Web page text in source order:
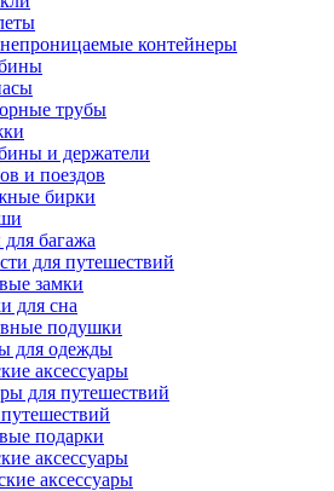
контейнеры
трубы
и держатели
и поездов
бирки
багажа
для путешествий
замки
для сна
подушки
для одежды
аксессуары
для путешествий
подарки
аксессуары
аксессуары